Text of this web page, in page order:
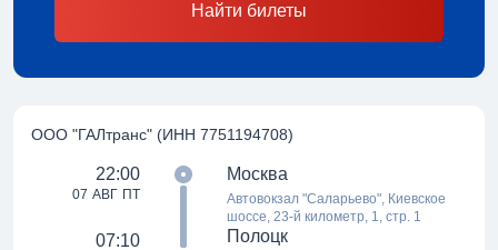
Найти билеты
ООО "ГАЛтранс" (ИНН 7751194708)
07 АВГ ПТ
22:00
07:10
Москва
Автовокзал "Саларьево", Киевское
шоссе, 23-й километр, 1, стр. 1
Полоцк